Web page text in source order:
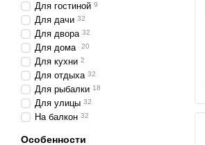
Для гостиной 9
Для дачи 32
Для двора 32
Для дома 20
Для кухни 2
Для отдыха 32
Для рыбалки 18
Для улицы 32
На балкон 32
Особенности